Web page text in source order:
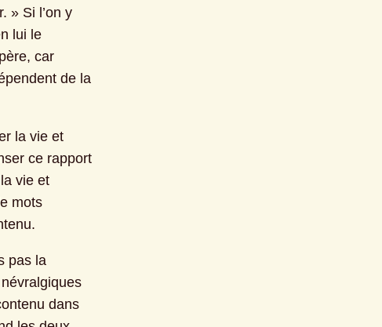
» Si l’on y
lui le
car
de la
la vie et
ce rapport
vie et
mots
pas la
dans